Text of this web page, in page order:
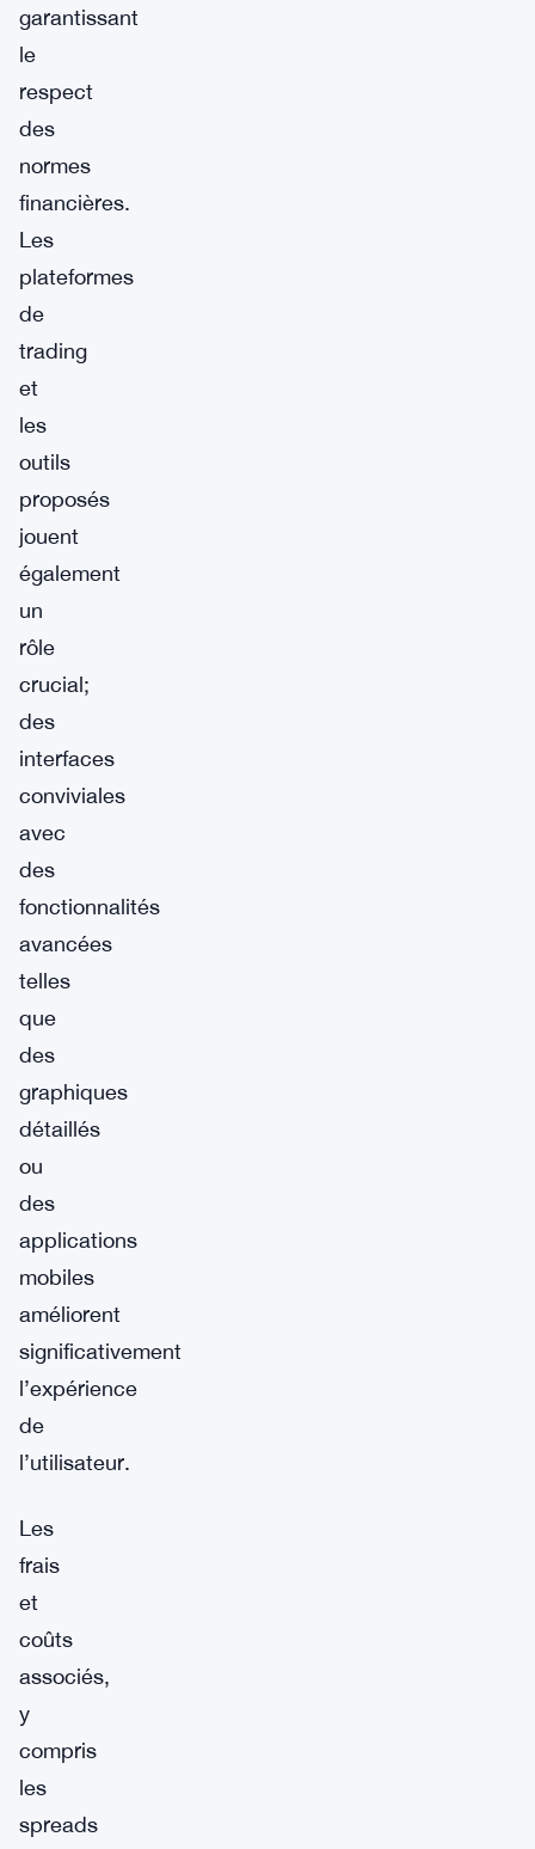
garantissant
le
respect
des
normes
financières.
Les
plateformes
de
trading
et
les
outils
proposés
jouent
également
un
rôle
crucial;
des
interfaces
conviviales
avec
des
fonctionnalités
avancées
telles
que
des
graphiques
détaillés
ou
des
applications
mobiles
améliorent
significativement
l’expérience
de
l’utilisateur.
Les
frais
et
coûts
associés,
y
compris
les
spreads